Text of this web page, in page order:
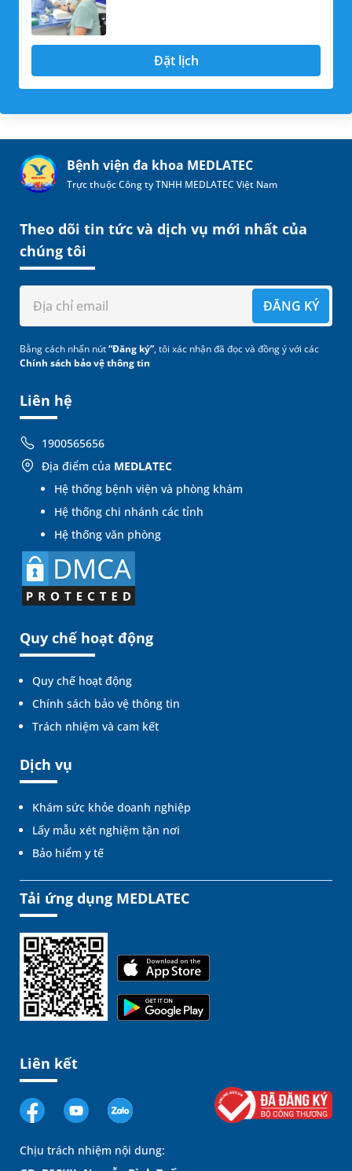
Đặt lịch
Bệnh viện đa khoa MEDLATEC
Trực thuộc Công ty TNHH MEDLATEC Việt Nam
Liên hệ
1900565656
Địa điểm của MEDLATEC
Hệ thống bệnh viện và phòng khám
Hệ thống chi nhánh các tỉnh
Hệ thống văn phòng
Quy chế hoạt động
Quy chế hoạt động
Chính sách bảo vệ thông tin
Trách nhiệm và cam kết
Dịch vụ
Khám sức khỏe doanh nghiệp
Lấy mẫu xét nghiệm tận nơi
Bảo hiểm y tế
Theo dõi tin tức và dịch vụ mới nhất của
chúng tôi
ĐĂNG KÝ
Bằng cách nhấn nút“Đăng ký”, tôi xác nhận đã đọc và đồng ý với các
Chính sách bảo vệ thông tin
Tải ứng dụng MEDLATEC
Liên kết
Chịu trách nhiệm nội dung: